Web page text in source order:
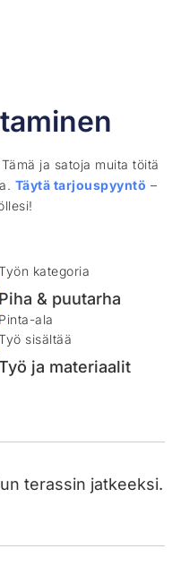
ja satoja muita töitä
Täytä tarjouspyyntö –
kategoria
Piha & puutarha
Pinta-ala
sisältää
ja materiaalit
terassin jatkeeksi.